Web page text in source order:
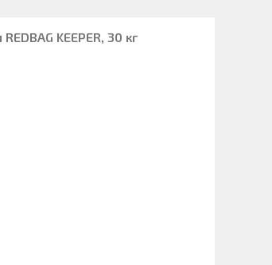
KEEPER, 30 кг